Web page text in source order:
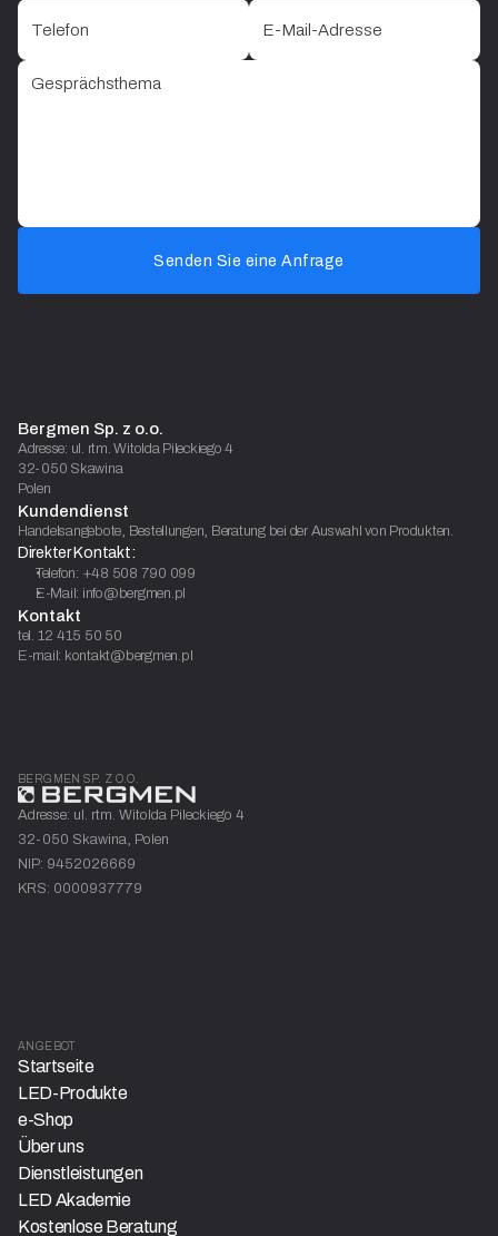
Senden Sie eine Anfrage
Bergmen Sp. z o.o.
Adresse: ul. rtm. Witolda Pileckiego 4
32-050 Skawina
Polen
Kundendienst
Handelsangebote, Bestellungen, Beratung bei der Auswahl von Produkten.
Direkter Kontakt:
Telefon: +48 508 790 099
E-Mail: info@bergmen.pl
Kontakt
tel. 12 415 50 50
E-mail: kontakt@bergmen.pl
BERGMEN SP. Z O.O.
Adresse: ul. rtm. Witolda Pileckiego 4
32-050 Skawina, Polen
NIP: 9452026669
KRS: 0000937779
ANGEBOT
Startseite
LED-Produkte
e-Shop
Über uns
Dienstleistungen
LED Akademie
Kostenlose Beratung